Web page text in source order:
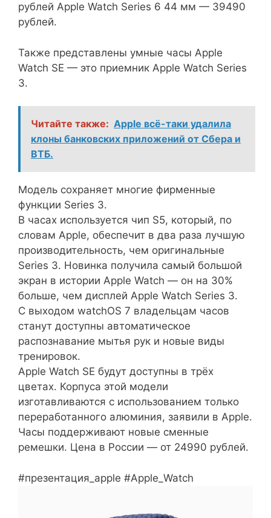
рублей Apple Watch Series 6 44 мм — 39490
рублей.
Также представлены умные часы Apple
Watch SE — это приемник Apple Watch Series
3.
Читайте также: Apple всё-таки удалила
клоны банковских приложений от Сбера и
ВТБ.
Модель сохраняет многие фирменные
функции Series 3.
В часах используется чип S5, который, по
словам Apple, обеспечит в два раза лучшую
производительность, чем оригинальные
Series 3. Новинка получила самый большой
экран в истории Apple Watch — он на 30%
больше, чем дисплей Apple Watch Series 3.
С выходом watchOS 7 владельцам часов
станут доступны автоматическое
распознавание мытья рук и новые виды
тренировок.
Apple Watch SE будут доступны в трёх
цветах. Корпуса этой модели
изготавливаются с использованием только
переработанного алюминия, заявили в Apple.
Часы поддерживают новые сменные
ремешки. Цена в России — от 24990 рублей.
#презентация_apple #Apple_Watch